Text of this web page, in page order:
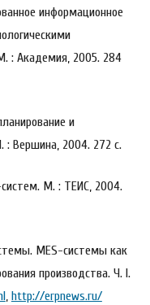
информационное
: Академия, 2005. 284
и
: Вершина, 2004. 272 с.
М. : ТЕИС, 2004.
MES-системы как
производства. Ч. I.
, http://erpnews.ru/